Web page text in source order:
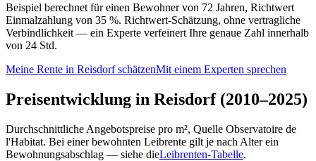
Beispiel berechnet für einen Bewohner von 72 Jahren, Richtwert
Einmalzahlung von 35 %. Richtwert-Schätzung, ohne vertragliche
Verbindlichkeit — ein Experte verfeinert Ihre genaue Zahl innerhalb
von 24 Std.
Meine Rente in Reisdorf schätzenMit einem Experten sprechen
Preisentwicklung in Reisdorf (2010–2025)
Durchschnittliche Angebotspreise pro m², Quelle Observatoire de
l'Habitat. Bei einer bewohnten Leibrente gilt je nach Alter ein
Bewohnungsabschlag — siehe dieLeibrenten-Tabelle.